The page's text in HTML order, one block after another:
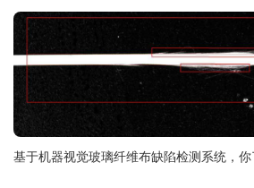
基于机器视觉玻璃纤维布缺陷检测系统，你